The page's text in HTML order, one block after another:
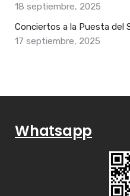
18 septiembre, 2025
Conciertos a la Puesta del
17 septiembre, 2025
Whatsapp